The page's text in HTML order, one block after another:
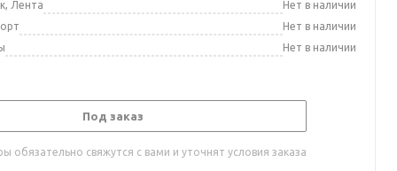
Лента
Нет в наличии
Нет в наличии
Нет в наличии
Под заказ
обязательно свяжутся с вами и уточнят условия заказа